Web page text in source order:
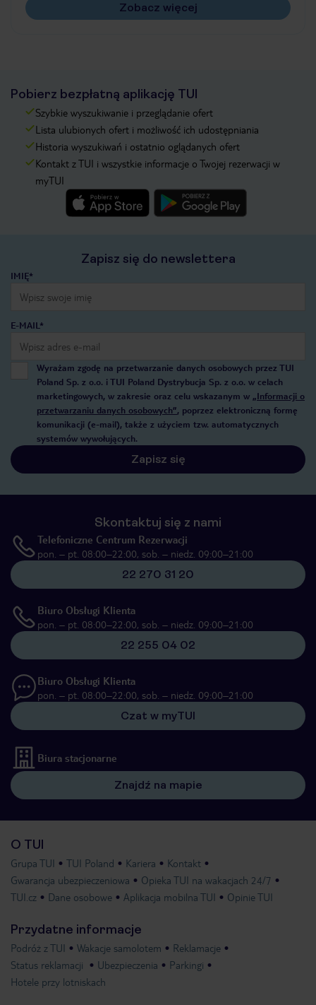
Zobacz więcej
Pobierz bezpłatną aplikację TUI
Szybkie wyszukiwanie i przeglądanie ofert
Lista ulubionych ofert i możliwość ich udostępniania
Historia wyszukiwań i ostatnio oglądanych ofert
Kontakt z TUI i wszystkie informacje o Twojej rezerwacji w
myTUI
Zapisz się do newslettera
IMIĘ*
E-MAIL*
Wyrażam zgodę na przetwarzanie danych osobowych przez TUI
Poland Sp. z o.o. i TUI Poland Dystrybucja Sp. z o.o. w celach
marketingowych, w zakresie oraz celu wskazanym w „Informacji o
przetwarzaniu danych osobowych”, poprzez elektroniczną formę
komunikacji (e-mail), także z użyciem tzw. automatycznych
systemów wywołujących.
Zapisz się
Skontaktuj się z nami
Telefoniczne Centrum Rezerwacji
pon. – pt. 08:00–22:00, sob. – niedz. 09:00–21:00
22 270 31 20
Biuro Obsługi Klienta
pon. – pt. 08:00–22:00, sob. – niedz. 09:00–21:00
22 255 04 02
Biuro Obsługi Klienta
pon. – pt. 08:00–22:00, sob. – niedz. 09:00–21:00
Czat w myTUI
Biura stacjonarne
Znajdź na mapie
O TUI
Grupa TUI TUI Poland Kariera
Kontakt
Gwarancja ubezpieczeniowa
Opieka TUI na wakacjach 24/7
TUI.cz
Dane osobowe Aplikacja mobilna TUI Opinie TUI
Przydatne informacje
Podróż z TUI Wakacje samolotem
Reklamacje
Status reklamacji
Ubezpieczenia
Parkingi
Hotele przy lotniskach